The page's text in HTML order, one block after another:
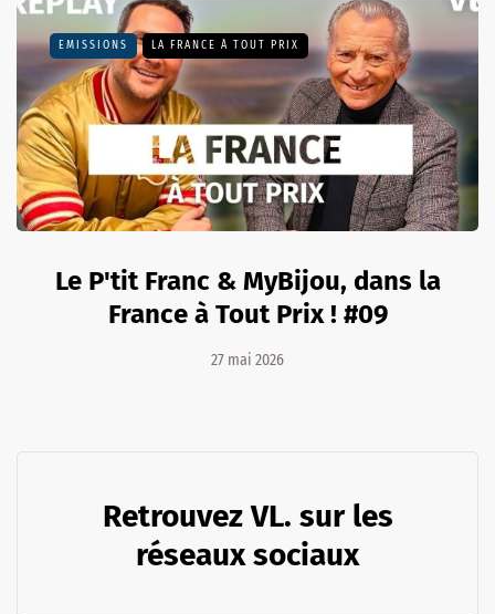
EMISSIONS LA FRANCE À TOUT PRIX
Le P'tit Franc & MyBijou, dans la
France à Tout Prix ! #09
27 mai 2026
Retrouvez VL. sur les
réseaux sociaux